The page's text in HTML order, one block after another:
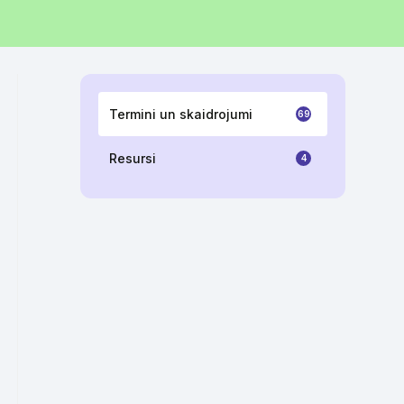
Termini un skaidrojumi 69
Resursi 4